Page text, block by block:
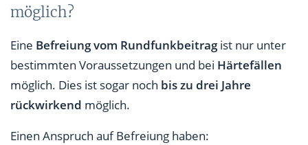
möglich?
Eine Befreiung vom Rundfunkbeitragist nur unter
bestimmten Voraussetzungen und bei Härtefällen
möglich. Dies ist sogar noch bis zu drei Jahre
rückwirkend möglich.
Einen Anspruch auf Befreiung haben: